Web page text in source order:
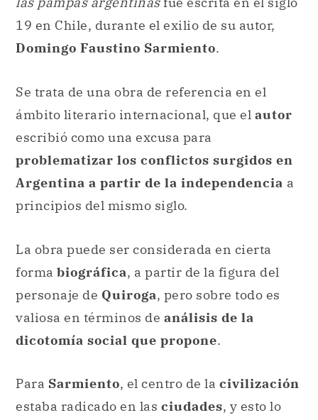
19 en Chile, durante el exilio de su autor,
Domingo Faustino Sarmiento.
Se trata de una obra de referencia en el
ámbito literario internacional, que el autor
escribió como una excusa para
problematizar los conflictos surgidos en
Argentina a partir de la independencia a
principios del mismo siglo.
La obra puede ser considerada en cierta
forma biográfica, a partir de la figura del
personaje de Quiroga, pero sobre todo es
valiosa en términos de análisis de la
dicotomía social que propone.
Para Sarmiento, el centro de la civilización
estaba radicado en las ciudades, y esto lo